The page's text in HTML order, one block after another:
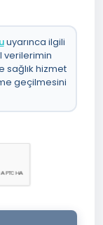
uyarınca ilgili
verilerimin
sağlık hizmet
geçilmesini